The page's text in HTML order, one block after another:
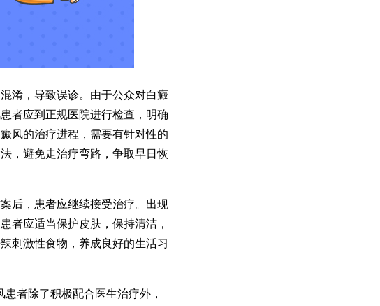
淆，导致误诊。由于公众对白癜
者应到正规医院进行检查，明确
风的治疗进程，需要有针对性的
，避免走治疗弯路，争取早日恢
后，患者应继续接受治疗。出现
者应适当保护皮肤，保持清洁，
刺激性食物，养成良好的生活习
者除了积极配合医生治疗外，